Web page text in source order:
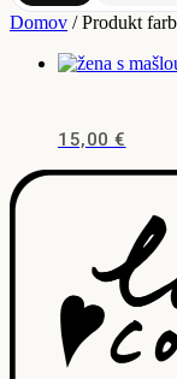
Domov / Produkt
15,00 €
produkt
variantov.
Možnosti
môžete
vybrať
na